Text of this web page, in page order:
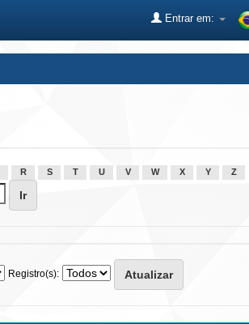
Entrar em:
R S T U V W X Y Z
Registro(s):